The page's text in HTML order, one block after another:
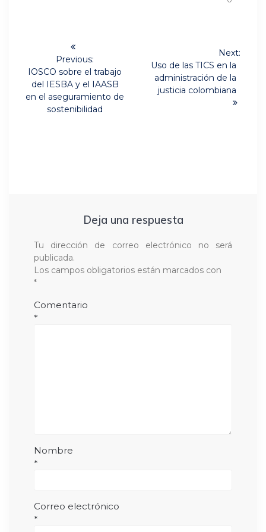
Navegación
entradas
Previous:
Previous
post:
IOSCO sobre el trabajo
del IESBA y el IAASB
en el aseguramiento de
sostenibilidad
Next:
Next
post:
Uso de las TICS en la
administración de la
justicia colombiana
Deja una respuesta
Tu dirección de correo electrónico no será
publicada.
Los campos obligatorios están marcados con
*
Comentario
*
Nombre
*
Correo electrónico
*